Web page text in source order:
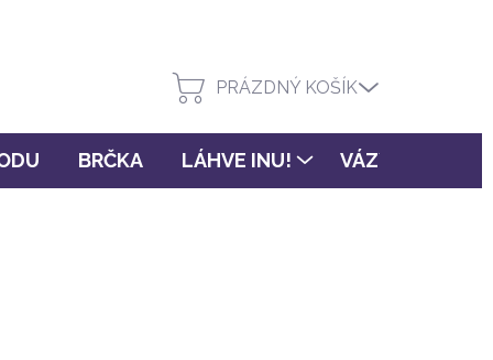
PRÁZDNÝ KOŠÍK
BRČKA LÁHVE INU! VÁZY FLORA